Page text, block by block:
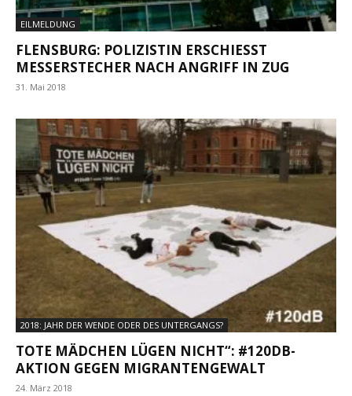
EILMELDUNG
FLENSBURG: POLIZISTIN ERSCHIESST M
ESSERSTECHER NACH ANGRIFF IN ZUG
31. Mai 2018
2018: JAHR DER WENDE ODER DES UNTERGANGS?
TOTE MÄDCHEN LÜGEN NICHT“: #120DB-
AKTION GEGEN MIGRANTENGEWALT
24. März 2018